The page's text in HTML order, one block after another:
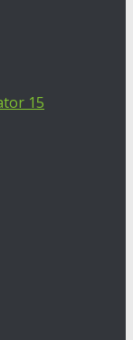
15